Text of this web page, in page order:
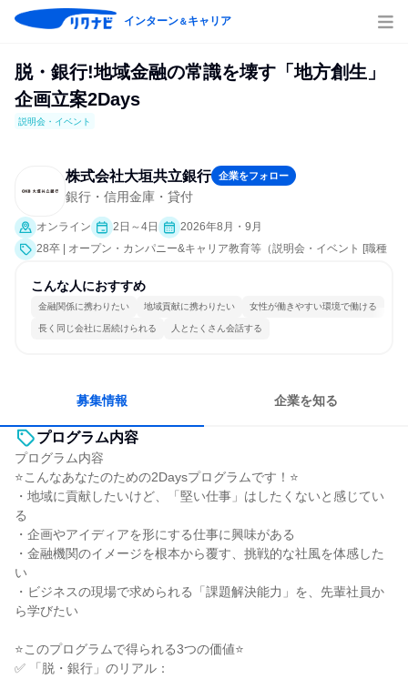
インターン＆キャリア
脱・銀行!地域金融の常識を壊す「地方創生」
企画立案2Days
説明会・イベント
株式会社大垣共立銀行 企業をフォロー
銀行・信用金庫・貸付
オンライン 2日～4日
2026年8月・9月
28卒 | オープン・カンパニー&キャリア教育等（説明会・イベント [職種
こんな人におすすめ
金融関係に携わりたい 地域貢献に携わりたい 女性が働きやすい環境で働ける
長く同じ会社に居続けられる 人とたくさん会話する
募集情報 企業を知る
プログラム内容
プログラム内容
⭐こんなあなたのための2Daysプログラムです！⭐
・地域に貢献したいけど、「堅い仕事」はしたくないと感じてい
る
・企画やアイディアを形にする仕事に興味がある
・金融機関のイメージを根本から覆す、挑戦的な社風を体感した
い
・ビジネスの現場で求められる「課題解決能力」を、先輩社員か
ら学びたい
⭐このプログラムで得られる3つの価値⭐
✅ 「脱・銀行」のリアル：